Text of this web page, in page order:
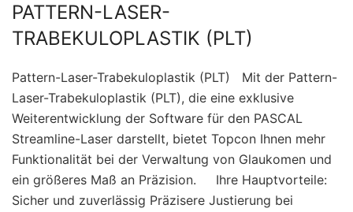
PATTERN-LASER-
TRABEKULOPLASTIK (PLT)
Pattern-Laser-Trabekuloplastik (PLT) Mit der Pattern-
Laser-Trabekuloplastik (PLT), die eine exklusive
Weiterentwicklung der Software für den PASCAL
Streamline-Laser darstellt, bietet Topcon Ihnen mehr
Funktionalität bei der Verwaltung von Glaukomen und
ein größeres Maß an Präzision. Ihre Hauptvorteile:
Sicher und zuverlässig Präzisere Justierung bei